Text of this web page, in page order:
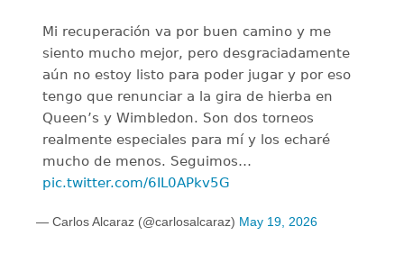
Mi recuperación va por buen camino y me
siento mucho mejor, pero desgraciadamente
aún no estoy listo para poder jugar y por eso
tengo que renunciar a la gira de hierba en
Queen’s y Wimbledon. Son dos torneos
realmente especiales para mí y los echaré
mucho de menos. Seguimos…
pic.twitter.com/6IL0APkv5G
— Carlos Alcaraz (@carlosalcaraz) May 19, 2026